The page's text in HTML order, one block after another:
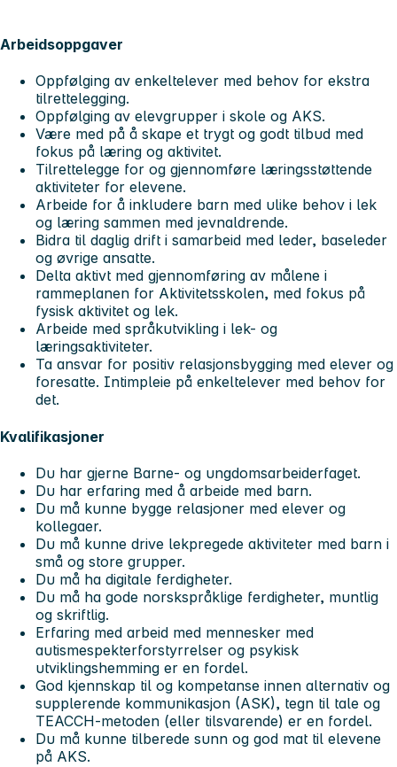
Arbeidsoppgaver
Oppfølging av enkeltelever med behov for ekstra
tilrettelegging.
Oppfølging av elevgrupper i skole og AKS.
Være med på å skape et trygt og godt tilbud med
fokus på læring og aktivitet.
Tilrettelegge for og gjennomføre læringsstøttende
aktiviteter for elevene.
Arbeide for å inkludere barn med ulike behov i lek
og læring sammen med jevnaldrende.
Bidra til daglig drift i samarbeid med leder, baseleder
og øvrige ansatte.
Delta aktivt med gjennomføring av målene i
rammeplanen for Aktivitetsskolen, med fokus på
fysisk aktivitet og lek.
Arbeide med språkutvikling i lek- og
læringsaktiviteter.
Ta ansvar for positiv relasjonsbygging med elever og
foresatte. Intimpleie på enkeltelever med behov for
det.
Kvalifikasjoner
Du har gjerne Barne- og ungdomsarbeiderfaget.
Du har erfaring med å arbeide med barn.
Du må kunne bygge relasjoner med elever og
kollegaer.
Du må kunne drive lekpregede aktiviteter med barn i
små og store grupper.
Du må ha digitale ferdigheter.
Du må ha gode norskspråklige ferdigheter, muntlig
og skriftlig.
Erfaring med arbeid med mennesker med
autismespekterforstyrrelser og psykisk
utviklingshemming er en fordel.
God kjennskap til og kompetanse innen alternativ og
supplerende kommunikasjon (ASK), tegn til tale og
TEACCH-metoden (eller tilsvarende) er en fordel.
Du må kunne tilberede sunn og god mat til elevene
på AKS.